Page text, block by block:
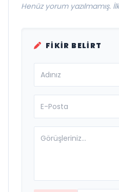
Henüz yorum yazılmamış.
FIKIR BELIRT